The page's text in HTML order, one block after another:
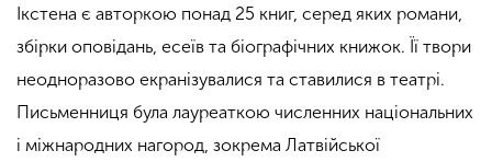
Ікстена є авторкою понад 25 книг, серед яких романи,
збірки оповідань, есеїв та біографічних книжок. Її твори
неодноразово екранізувалися та ставилися в театрі.
Письменниця була лауреаткою численних національних
і міжнародних нагород, зокрема Латвійської